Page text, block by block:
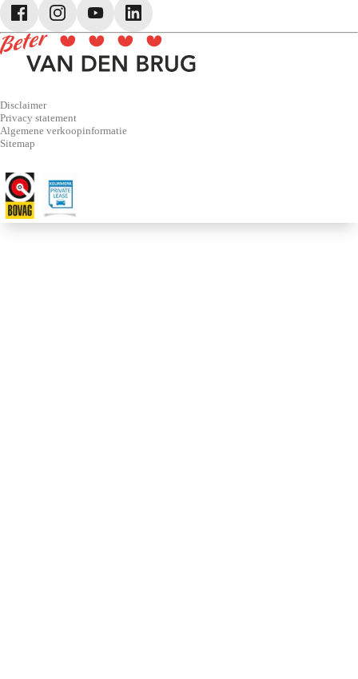
Volkswagen Bedrijfswagens
Disclaimer
Privacy statement
Algemene verkoopinformatie
Sitemap